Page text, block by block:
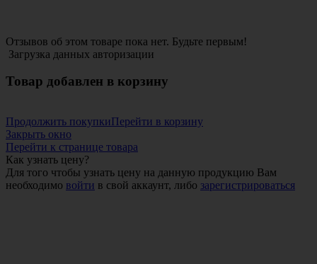
Отзывов об этом товаре пока нет. Будьте первым!
Загрузка данных авторизации
Товар добавлен в корзину
Продолжить покупкиПерейти в корзину
Закрыть окно
Перейти к странице товара
Как узнать цену?
Для того чтобы узнать цену на данную продукцию Вам
необходимо войти в свой аккаунт, либо зарегистрироваться